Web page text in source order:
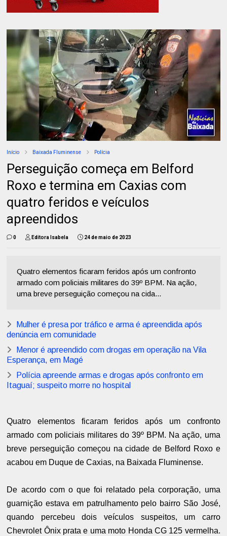
Início Baixada Fluminense Polícia
Perseguição começa em Belford
Roxo e termina em Caxias com
quatro feridos e veículos
apreendidos
0 Editora Isabela 24 de maio de 2023
Quatro elementos ficaram feridos após um confronto
armado com policiais militares do 39º BPM. Na ação,
uma breve perseguição começou na cida...
Mulher é presa por tráfico e arma é apreendida após
denúncia em comunidade
Menor é apreendido com drogas em operação na Vila
Esperança, em Magé
Polícia apreende armas e drogas após confronto em
Itaguaí; suspeito morre no hospital
Quatro elementos ficaram feridos após um confronto
armado com policiais militares do 39º BPM. Na ação, uma
breve perseguição começou na cidade de Belford Roxo e
acabou em Duque de Caxias, na Baixada Fluminense.
De acordo com o que foi relatado pela corporação, uma
guarnição estava em patrulhamento pelo bairro São José,
quando percebeu dois veículos suspeitos, um carro
Chevrolet Ônix prata e uma moto Honda CG 125 vermelha.